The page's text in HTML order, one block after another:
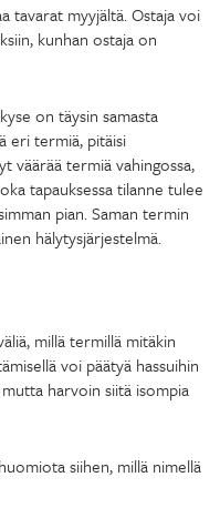
tavarat myyjältä. Ostaja voi
kunhan ostaja on
on täysin samasta
eri termiä, pitäisi
väärää termiä vahingossa,
tapauksessa tilanne tulee
pian. Saman termin
hälytysjärjestelmä.
millä termillä mitäkin
voi päätyä hassuihin
harvoin siitä isompia
siihen, millä nimellä